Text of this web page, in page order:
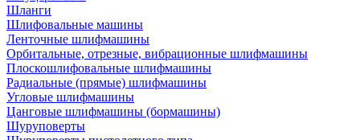
Шланги
Шлифовальные машины
Ленточные шлифмашины
Орбитальные, отрезные, вибрационные шлифмашины
Плоскошлифовальные шлифмашины
Радиальные (прямые) шлифмашины
Угловые шлифмашины
Цанговые шлифмашины (бормашины)
Шуруповерты